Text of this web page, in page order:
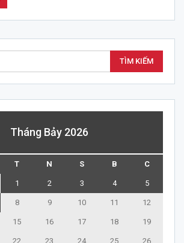
Tháng Bảy 2026
T N S B C
1 2 3 4 5
8 9 10 11 12
15 16 17 18 19
22 23 24 25 26